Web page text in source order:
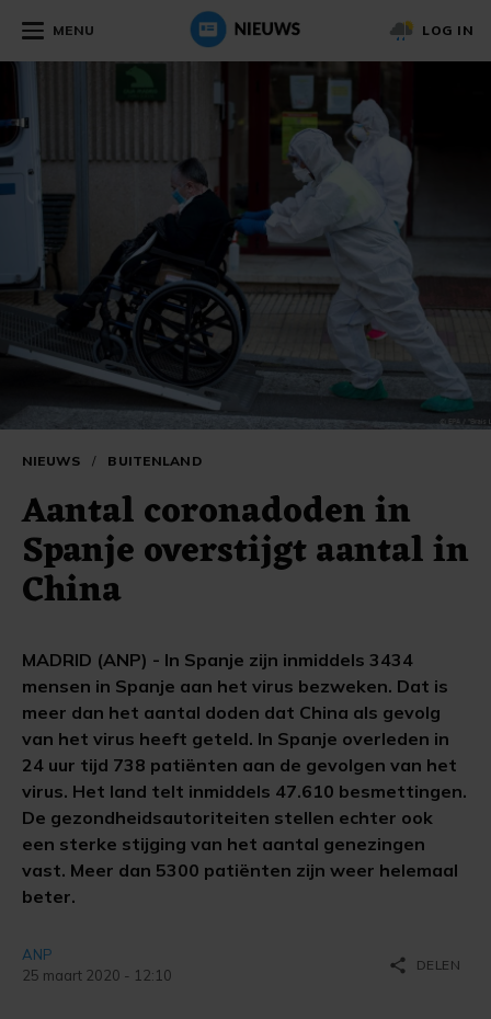
MENU LOG IN
NIEUWS / BUITENLAND
Aantal coronadoden in
Spanje overstijgt aantal in
China
MADRID (ANP) - In Spanje zijn inmiddels 3434
mensen in Spanje aan het virus bezweken. Dat is
meer dan het aantal doden dat China als gevolg
van het virus heeft geteld. In Spanje overleden in
24 uur tijd 738 patiënten aan de gevolgen van het
virus. Het land telt inmiddels 47.610 besmettingen.
De gezondheidsautoriteiten stellen echter ook
een sterke stijging van het aantal genezingen
vast. Meer dan 5300 patiënten zijn weer helemaal
beter.
ANP
25 maart 2020 - 12:10
share DELEN